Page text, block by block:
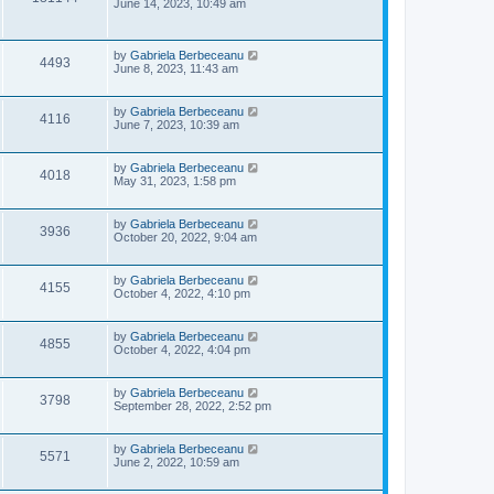
s
p
o
s
June 14, 2023, 10:49 am
4493
L
a
t
p
o
s
by Gabriela Berbeceanu
June 8, 2023, 11:43 am
4116
L
a
t
p
o
s
by Gabriela Berbeceanu
June 7, 2023, 10:39 am
4018
L
a
t
p
o
s
by Gabriela Berbeceanu
May 31, 2023, 1:58 pm
3936
L
a
t
p
o
s
by Gabriela Berbeceanu
October 20, 2022, 9:04 am
4155
L
a
t
p
o
s
by Gabriela Berbeceanu
October 4, 2022, 4:10 pm
4855
L
a
t
p
o
s
by Gabriela Berbeceanu
October 4, 2022, 4:04 pm
3798
L
a
t
p
o
s
by Gabriela Berbeceanu
September 28, 2022, 2:52 pm
5571
L
a
t
by Gabriela Berbeceanu
June 2, 2022, 10:59 am